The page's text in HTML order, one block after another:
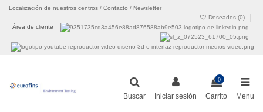
Localización de nuestros centros / Contacto / Newsletter
Deseados (0)
Área de cliente
Buscar Iniciar sesión
0
Carrito Menu